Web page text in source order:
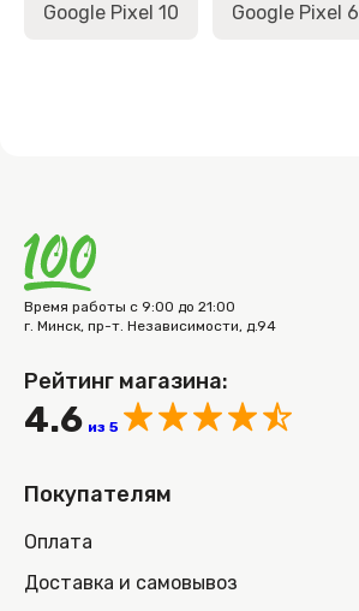
Google Pixel 10 Google Pixel 6
Время работы с 9:00 до 21:00
г. Минск, пр-т. Независимости, д.94
Рейтинг магазина:
4.6 из 5
Покупателям
Оплата
Доставка и самовывоз